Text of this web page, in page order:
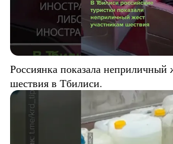
Россиянка показала неприличный
шествия в Тбилиси.